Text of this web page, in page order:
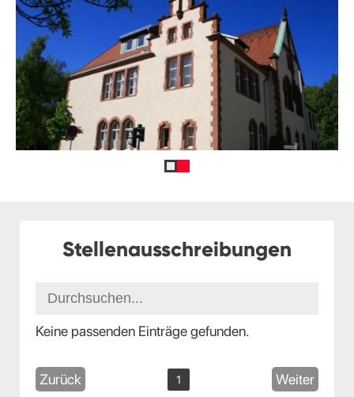
Stellenausschreibungen
Keine passenden Einträge gefunden.
Zurück 1 Weiter